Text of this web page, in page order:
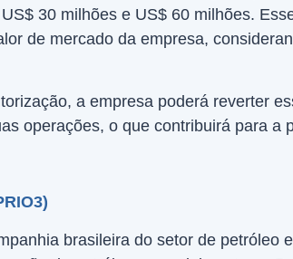
30 milhões e US$ 60 milhões.
de mercado da empresa,
a empresa poderá reverter
operações, o que contribuirá para a
brasileira do setor de petróleo